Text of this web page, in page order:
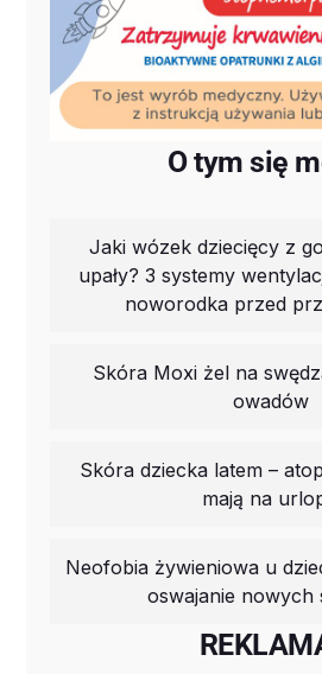
O tym się
Jaki wózek dziecięcy z
upały? 3 systemy
noworodka przed
Skóra Moxi żel na
owadów
Skóra dziecka latem –
mają na
Neofobia żywieniowa u
oswajanie nowych